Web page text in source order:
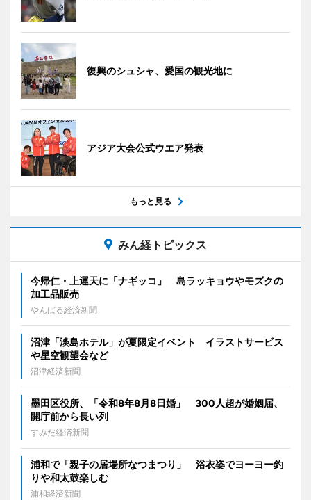
復興のシュシャ、愛国の観光地に
アジア大会公式ウエア発表
もっと見る
みん経トピックス
今帰仁・上運天に「ナギッコ」 島ラッキョウやモズクの
加工品販売
やんばる経済新聞
沼津「淡島ホテル」が夏限定イベント イラストサービス
や星空観望会など
沼津経済新聞
墨田区役所、「令和8年8月8日婚」 300人超が婚姻届、
開庁前から長い列
すみだ経済新聞
浦和で「親子の居場所なつまつり」 浴衣姿でヨーヨー釣
りや和太鼓楽しむ
浦和経済新聞